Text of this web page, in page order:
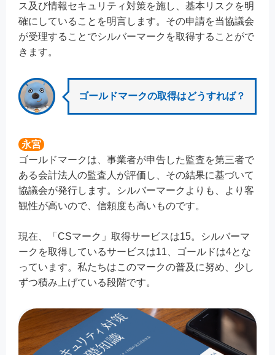
ス及び情報セキュリティ対策を施し、基本リスクを明
確にしていることを明言します。その申請を当協議会
が受理することでシルバーマークを取得することがで
きます。
ゴールドマークの取得はどうすれば？
永宮
ゴールドマークは、事業者が申告した監査を第三者で
ある会計法人の監査人が評価し、その結果に基づいて
協議会が発行します。シルバーマークよりも、より客
観性が高いので、信頼度も高いものです。
現在、「CSマーク」取得サービスは15。シルバーマ
ークを取得しているサービスは11、ゴールドは4とな
っています。私たちはこのマークの普及に努め、少し
ずつ積み上げている段階です。